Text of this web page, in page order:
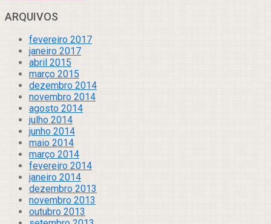
ARQUIVOS
fevereiro 2017
janeiro 2017
abril 2015
março 2015
dezembro 2014
novembro 2014
agosto 2014
julho 2014
junho 2014
maio 2014
março 2014
fevereiro 2014
janeiro 2014
dezembro 2013
novembro 2013
outubro 2013